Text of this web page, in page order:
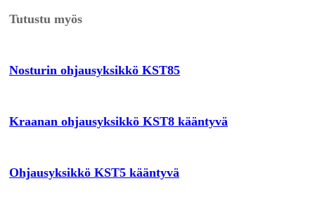
Tutustu myös
Nosturin ohjausyksikkö KST85
Kraanan ohjausyksikkö KST8 kääntyvä
Ohjausyksikkö KST5 kääntyvä